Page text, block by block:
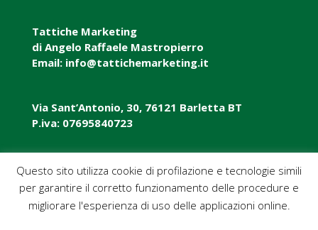
Tattiche Marketing
di Angelo Raffaele Mastropierro
Email: info@tattichemarketing.it
Via Sant’Antonio, 30, 76121 Barletta BT
P.iva: 07695840723
P.iva: 07695840723
Pec: tattichemarketing@pec.it
Questo sito utilizza cookie di profilazione e tecnologie simili
per garantire il corretto funzionamento delle procedure e
migliorare l'esperienza di uso delle applicazioni online.